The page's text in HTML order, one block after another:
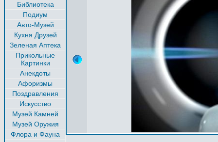
Библиотека
Подиум
Авто-Музей
Кухня Друзей
Зеленая Аптека
Прикольные
Картинки
Анекдоты
Афоризмы
Поздравления
Искусство
Музей Камней
Музей Оружия
Флора и Фауна